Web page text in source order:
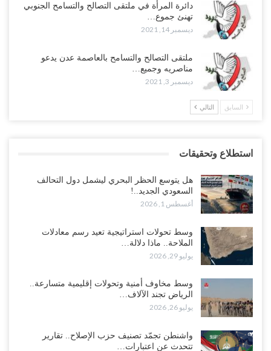
دائرة المرأة في ملتقى التصالح والتسامح الجنوبي
تهنئ جموع…
ديسمبر 14, 2021
ملتقى التصالح والتسامح بالعاصمة عدن يدعو
مناصريه وجميع…
ديسمبر 3, 2021
السابق التالي
استطلاع وتحقيقات
هل يتوسع الحظر البحري ليشمل دول التحالف
السعودي الجديد..!
أغسطس 1, 2026
وسط تحولات استراتيجية تعيد رسم معادلات
الملاحة.. ماذا دلالة…
يوليو 29, 2026
وسط مخاوف أمنية وتحولات إقليمية متسارعة..
الرياض تجند الآلاف…
يوليو 26, 2026
واشنطن تجمّد تصنيف حزب الإصلاح.. تقارير
تتحدث عن اعتبارات…